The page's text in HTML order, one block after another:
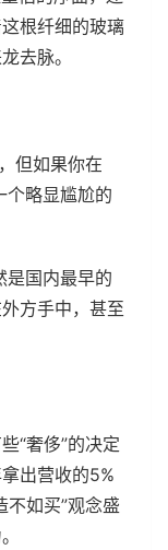
根纤细的玻璃
去脉。
但如果你在
个略显尴尬的
是国内最早的
方手中，甚至
“奢侈”的决定
出营收的5%
不如买”观念盛